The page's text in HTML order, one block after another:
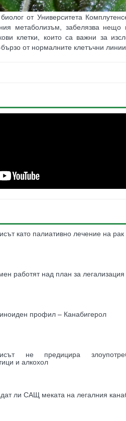
от Университета
метаболизъм, забелязва нещо
клетки, които са важни за
от нормалните клетъчни
като палиативно лечение на рак
работят над план за легализация
профил – Канабигерол
не предицира
и алкохол
ли САЩ меката на легалния